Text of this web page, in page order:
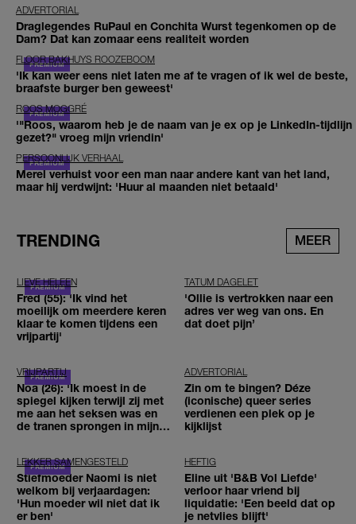
ADVERTORIAL
Draglegendes RuPaul en Conchita Wurst tegenkomen op de
Dam? Dat kan zomaar eens realiteit worden
FLOOR BAKHUYS ROOZEBOOM
'Ik kan weer eens niet laten me af te vragen of ik wel de beste,
braafste burger ben geweest'
ROOS MOGGRÉ
'"Roos, waarom heb je de naam van je ex op je LinkedIn-tijdlijn
gezet?" vroeg mijn vriendin'
PERSOONLIJK VERHAAL
Merel verhuist voor een man naar andere kant van het land,
maar hij verdwijnt: 'Huur al maanden niet betaald'
TRENDING MEER
LIEVE HELEEN
Fred (55): 'Ik vind het
moeilijk om meerdere keren
klaar te komen tijdens een
vrijpartij'
TATUM DAGELET
'Ollie is vertrokken naar een
adres ver weg van ons. En
dat doet pijn’
VRIJPARTIJ
Noa (26): 'Ik moest in de
spiegel kijken terwijl zij met
me aan het seksen was en
de tranen sprongen in mijn
ADVERTORIAL
Zin om te bingen? Déze
(iconische) queer series
verdienen een plek op je
kijklijst
LEKKER SAMENGESTELD
Stiefmoeder Naomi is niet
welkom bij verjaardagen:
'Hun moeder wil niet dat ik
er ben'
HEFTIG
Eline uit 'B&B Vol Liefde'
verloor haar vriend bij
liquidatie: 'Een beeld dat op
je netvlies blijft'